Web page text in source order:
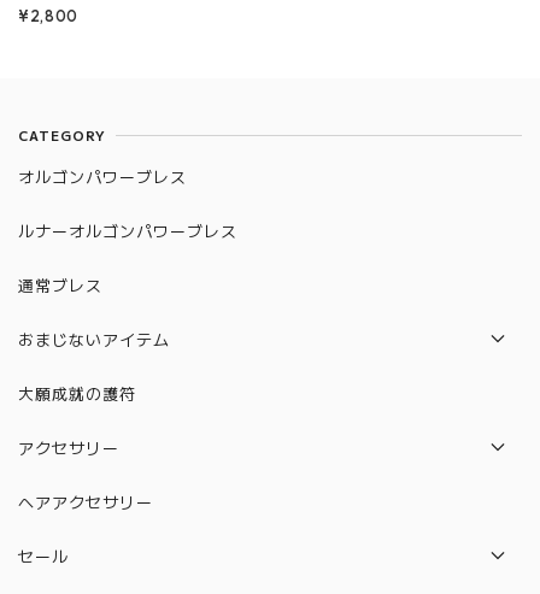
黄金の神蛇
¥2,800
CATEGORY
オルゴンパワーブレス
ルナーオルゴンパワーブレス
通常ブレス
おまじないアイテム
パロサント
カバラ
大願成就の護符
アクセサリー
ネックレス
ヘアアクセサリー
セール